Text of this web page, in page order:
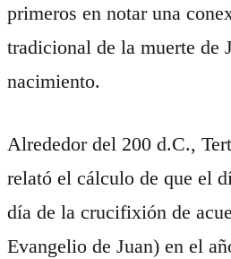
primeros en notar una
tradicional de la muerte de
nacimiento.
Alrededor del 200 d.C.,
relató el cálculo de que el
día de la crucifixión de
Evangelio de Juan) en el